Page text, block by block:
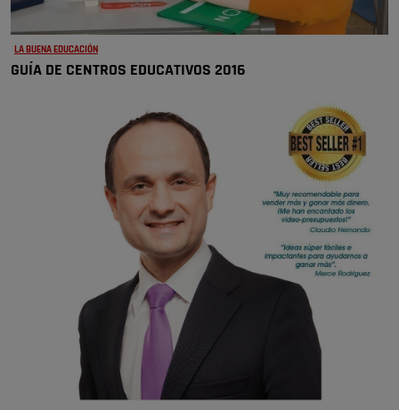
LA BUENA EDUCACIÓN
GUÍA DE CENTROS EDUCATIVOS 2016